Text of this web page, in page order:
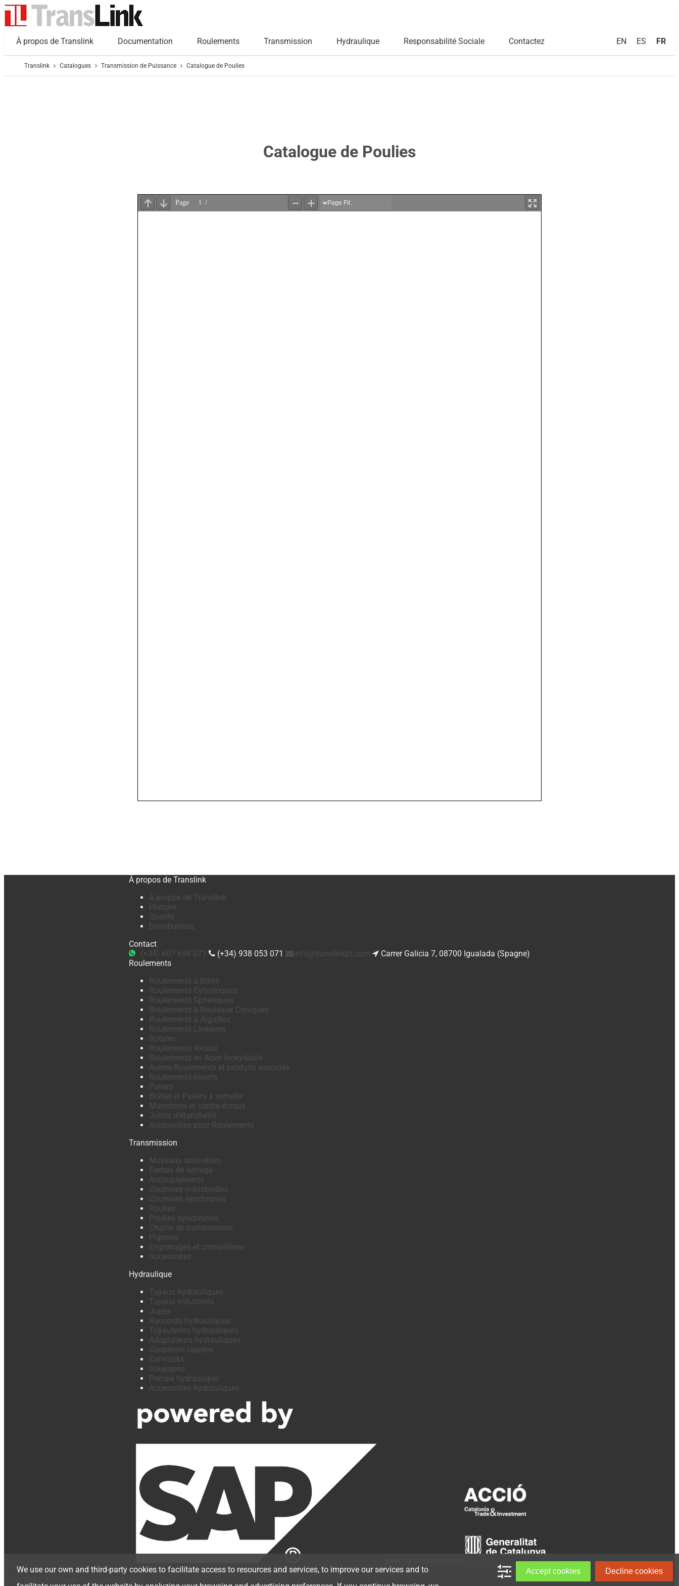
À propos de Translink Documentation Roulements Transmission Hydraulique Responsabilité Sociale Contactez EN ES FR
Translink Catalogues Transmission de Puissance Catalogue de Poulies
Catalogue de Poulies
À propos de Translink
À propos de Translink
Histoire
Qualité
Distributeurs
Contact
(+34) 607 698 071
(+34) 938 053 071 info@translinkpt.com
Carrer Galicia 7, 08700 Igualada (Spagne)
Roulements
Roulements à Billes
Roulements Cylindriques
Roulements Sphériques
Roulements à Rouleaux Coniques
Roulements à Aiguilles
Roulements Linéaires
Rotules
Roulements Axiaux
Roulements en Acier Inoxydable
Autres Roulements et produits associés
Roulements-inserts
Paliers
Boîtier et Paliers à semelle
Manchons et contre-écrous
Joints d’étanchéité
Accessoires pour Roulements
Transmission
Moyeaux amovibles
Frettes de serrage
Accouplements
Courroies industrielles
Courroies synchrones
Poulies
Poulies synchrones
Chaîne de transmission
Pignons
Engrenages et crémaillères
Accessoires
Hydraulique
Tuyaux hydrauliques
Tuyaux industriels
Jupes
Raccords hydrauliques
Tuyauteries hydrauliques
Adaptateurs hydrauliques
Coupleurs rapides
Camlocks
Soupapes
Pompe hydraulique
Accessoires hydrauliques
© 2026, TL Power Transmision, SL
We use our own and third-party cookies to facilitate access to resources and services, to improve our services and to
Accept cookies Decline cookies